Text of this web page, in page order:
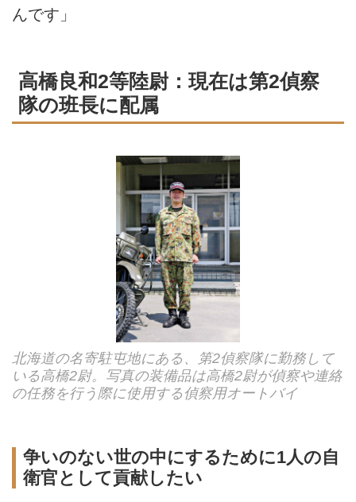
んです」
高橋良和2等陸尉：現在は第2偵察
隊の班長に配属
北海道の名寄駐屯地にある、第2偵察隊に勤務して
いる高橋2尉。写真の装備品は高橋2尉が偵察や連絡
の任務を行う際に使用する偵察用オートバイ
争いのない世の中にするために1人の自
衛官として貢献したい